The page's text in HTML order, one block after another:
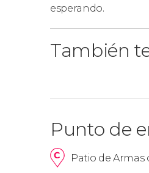
esperando.
También
Punto de
Patio de Armas